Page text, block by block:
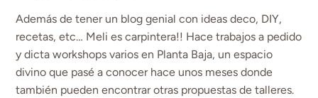
Además de tener un blog genial con ideas deco, DIY,
recetas, etc… Meli es carpintera!! Hace trabajos a pedido
y dicta workshops varios en Planta Baja, un espacio
divino que pasé a conocer hace unos meses donde
también pueden encontrar otras propuestas de talleres.